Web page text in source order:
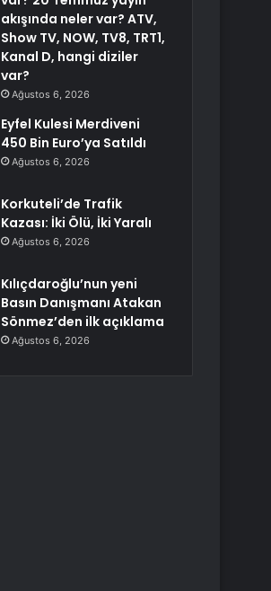
akışında neler var? ATV,
Show TV, NOW, TV8, TRT1,
Kanal D, hangi diziler
var?
Ağustos 6, 2026
Eyfel Kulesi Merdiveni
450 Bin Euro’ya Satıldı
Ağustos 6, 2026
Korkuteli’de Trafik
Kazası: İki Ölü, İki Yaralı
Ağustos 6, 2026
Kılıçdaroğlu’nun yeni
Basın Danışmanı Atakan
Sönmez’den ilk açıklama
Ağustos 6, 2026